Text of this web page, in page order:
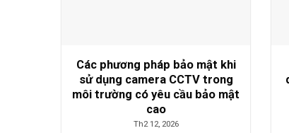
Các phương pháp bảo mật khi
sử dụng camera CCTV trong
môi trường có yêu cầu bảo mật
cao
Th2 12, 2026